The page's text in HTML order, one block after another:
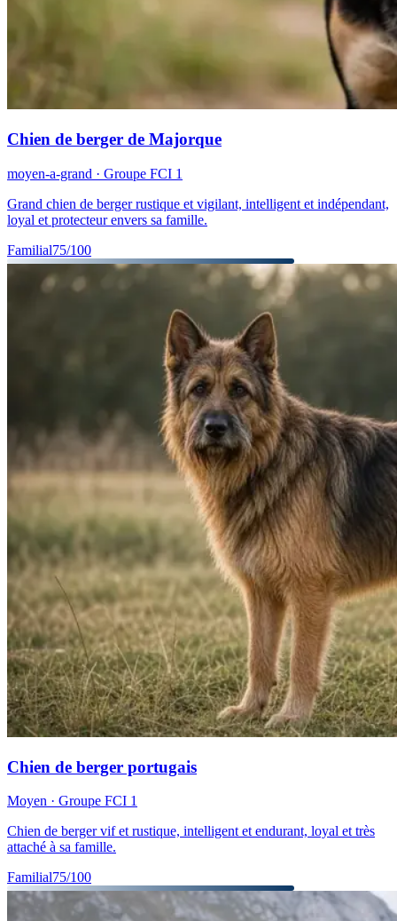
Chien de berger de Majorque
moyen-a-grand · Groupe FCI 1
Grand chien de berger rustique et vigilant, intelligent et indépendant,
loyal et protecteur envers sa famille.
Familial75/100
Chien de berger portugais
Moyen · Groupe FCI 1
Chien de berger vif et rustique, intelligent et endurant, loyal et très
attaché à sa famille.
Familial75/100